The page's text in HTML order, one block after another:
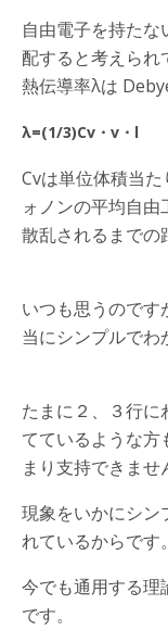
自由電子を持た
配すると考えられ
熱伝導率λは
λ=(1/3)Cv・v・l
Cvは単位体積当
ォノンの平均自
散乱されるまでの
いつも思うのです
当にシンプルでわ
たまに２、３行に
てているような方
まり支持できませ
現象をいかにシン
れているからです。
今でも通用する理
です。